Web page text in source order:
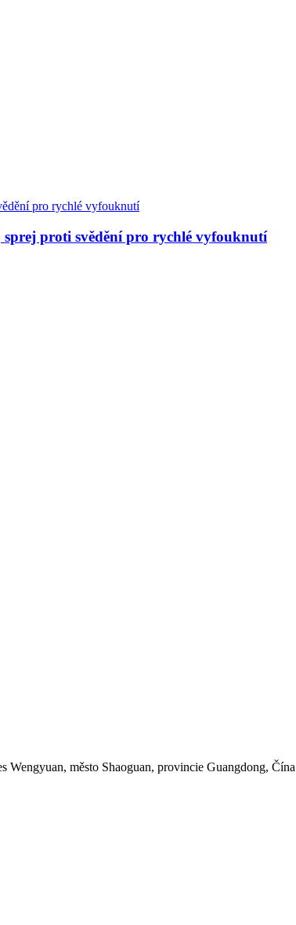
sprej proti svědění pro rychlé vyfouknutí
město Shaoguan, provincie Guangdong, Čína